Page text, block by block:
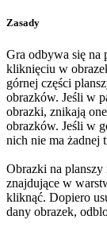
Zasady
Gra odbywa się na
kliknięciu w
górnej części
obrazków. Jeśli w
obrazki, znikają
obrazków. Jeśli w
nich nie ma żadnej
Obrazki na planszy
znajdujące w
kliknąć. Dopiero
dany obrazek,